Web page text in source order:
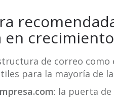
en crecimiento
de correo
para la mayoría de
: la puerta